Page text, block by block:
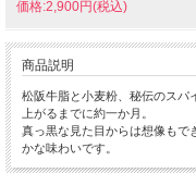
価格:2,900円(税込)
商品説明
松阪牛脂と小麦粉、秘伝のスパ
上がるまでに約一か月。
真っ黒な見た目からは想像もで
かな味わいです。